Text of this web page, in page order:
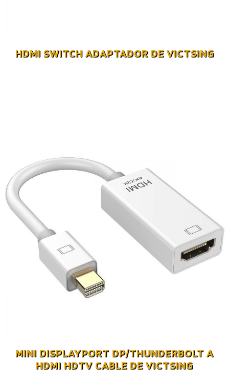
HDMI SWITCH ADAPTADOR DE VICTSING
MINI DISPLAYPORT DP/THUNDERBOLT A
HDMI HDTV CABLE DE VICTSING